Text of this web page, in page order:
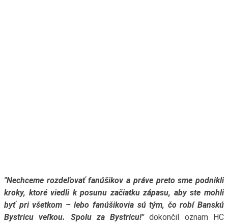
"Nechceme rozdeľovať fanúšikov a práve preto sme podnikli
kroky, ktoré viedli k posunu začiatku zápasu, aby ste mohli
byť pri všetkom – lebo fanúšikovia sú tým, čo robí Banskú
Bystricu veľkou. Spolu za Bystricu!"dokončil oznam HC